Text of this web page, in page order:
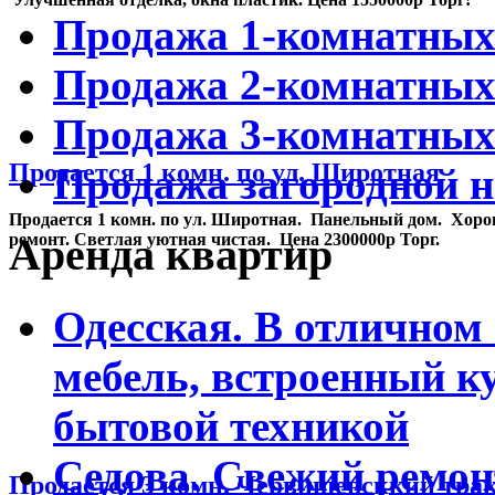
Продается 1 комн. по ул. Широтная
Продается 1 комн. по ул. Широтная. Панельный дом.
ремонт. Светлая уютная чистая. Цена 2300000р Торг.
Продается 3 комн. Червишевсккий
Продажа 1-
Продажа 2-
Продажа 3-
Продажа загородной
Аренда квартир
Одесская. В отличном
мебель, встроенный
бытовой техникой
Седова. Свежий